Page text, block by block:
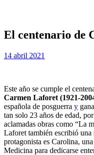
El centenario de
porExamen MIR
Publicada
14 abril 2021
Este año se cumple el
Carmen Laforet (1921-
española de posguerra y
tan solo 23 años de edad,
aclamadas obras como “La
Laforet también escribió
protagonista es Carolina,
Medicina para dedicarse